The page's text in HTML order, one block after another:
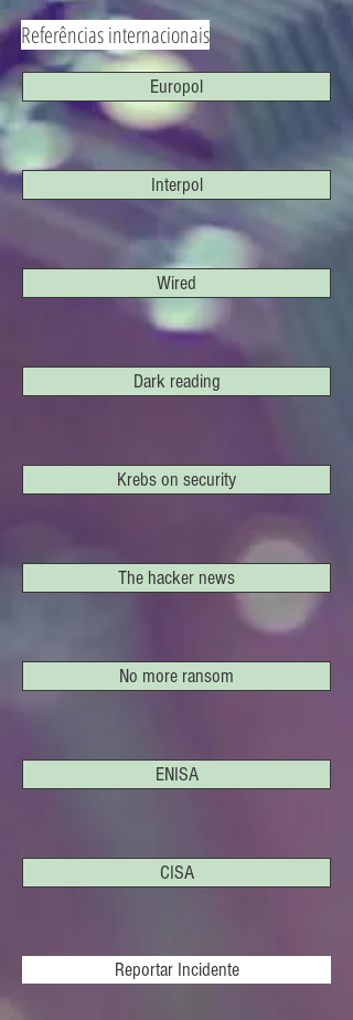
Referências internacionais
Europol
Interpol
Wired
Dark reading
Krebs on security
The hacker news
No more ransom
ENISA
CISA
Reportar Incidente